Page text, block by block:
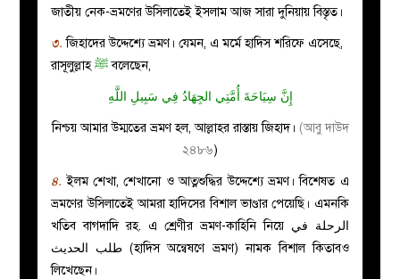
জাতীয় নেক-ভ্রমণের উসিলাতেই ইসলাম আজ সারা দুনিয়ায় বিস্তৃত।
৩. জিহাদের উদ্দেশ্যে ভ্রমণ।যেমন, এ মর্মে হাদিস শরিফে এসেছে,
রাসূলুল্লাহﷺবলেছেন,
إِنَّ سِيَاحَةَ أُمَّتِي الجِهَادُ فِي سَبِيلِ اللَّهِ
নিশ্চয় আমার উম্মতের ভ্রমণ হল, আল্লাহর রাস্তায় জিহাদ। (আবু দাউদ
২৪৮৬)
৪. ইলম শেখা, শেখানো ও আত্নশুদ্ধির উদ্দেশ্যে ভ্রমণ। বিশেষত এ
ভ্রমণের উসিলাতেই আমরা হাদিসের বিশাল ভাণ্ডার পেয়েছি। এমনকি
খতিব বাগদাদি রহ. এ শ্রেণীর ভ্রমণ-কাহিনি নিয়ে الرحلة في
طلب الحديث (হাদিস অন্বেষণে ভ্রমণ) নামক বিশাল কিতাবও
লিখেছেন।